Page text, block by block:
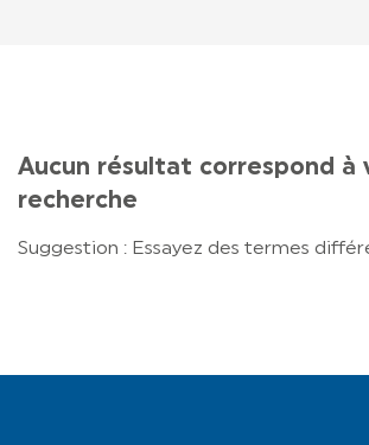
Aucun résultat correspond à
recherche
Suggestion : Essayez des termes